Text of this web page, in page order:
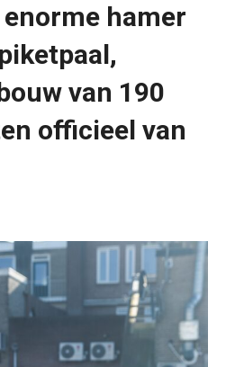
hamer
van 190
officieel van